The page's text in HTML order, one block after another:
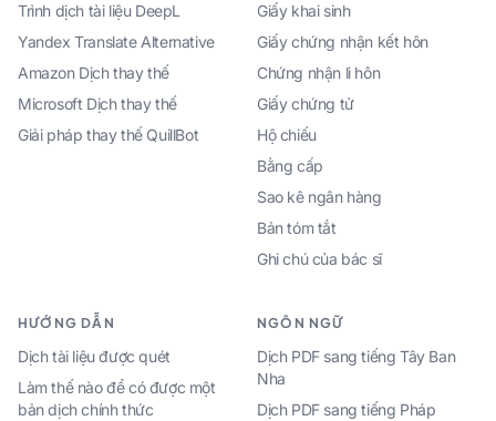
Trình dịch tài liệu DeepL
Yandex Translate Alternative
Amazon Dịch thay thế
Microsoft Dịch thay thế
Giải pháp thay thế QuillBot
Giấy khai sinh
Giấy chứng nhận kết hôn
Chứng nhận li hôn
Giấy chứng tử
Hộ chiếu
Bằng cấp
Sao kê ngân hàng
Bản tóm tắt
Ghi chú của bác sĩ
HƯỚNG DẪN
Dịch tài liệu được quét
Làm thế nào để có được một
bản dịch chính thức
NGÔN NGỮ
Dịch PDF sang tiếng Tây Ban
Nha
Dịch PDF sang tiếng Pháp